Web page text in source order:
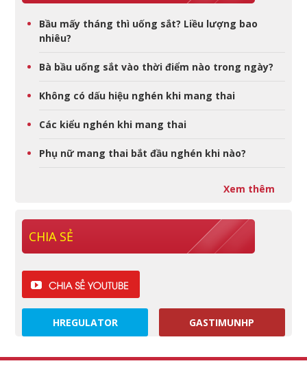
Bầu mấy tháng thì uống sắt? Liều lượng bao
nhiêu?
Bà bầu uống sắt vào thời điểm nào trong ngày?
Không có dấu hiệu nghén khi mang thai
Các kiểu nghén khi mang thai
Phụ nữ mang thai bắt đầu nghén khi nào?
Xem thêm
CHIA SẺ
HREGULATOR GASTIMUNHP